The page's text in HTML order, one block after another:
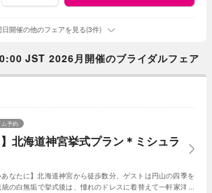
日開催の他のフェアを見る(3件)
JST 2026月開催のブライダルフェア
】北海道神宮挙式プラン＊ミシュラ
ム予約
あなたに】北海道神宮から徒歩数分、ゲストは円山の四季を
の白無垢で挙式後は、憧れのドレスに着替えて一軒家洋館